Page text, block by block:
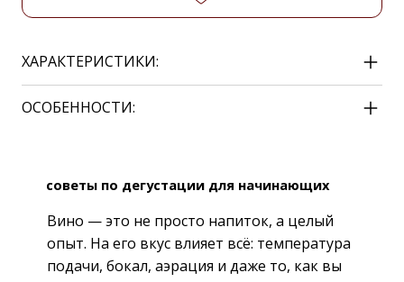
ХАРАКТЕРИСТИКИ:
ОСОБЕННОСТИ:
советы по дегустации для начинающих
Вино — это не просто напиток, а целый
опыт. На его вкус влияет всё: температура
подачи, бокал, аэрация и даже то, как вы